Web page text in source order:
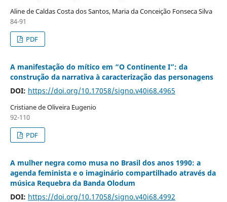
Aline de Caldas Costa dos Santos, Maria da Conceição Fonseca Silva
84-91
PDF
A manifestação do mítico em “O Continente I”: da
construção da narrativa à caracterização das personagens
DOI: https://doi.org/10.17058/signo.v40i68.4965
Cristiane de Oliveira Eugenio
92-110
PDF
A mulher negra como musa no Brasil dos anos 1990: a
agenda feminista e o imaginário compartilhado através da
música Requebra da Banda Olodum
DOI: https://doi.org/10.17058/signo.v40i68.4992